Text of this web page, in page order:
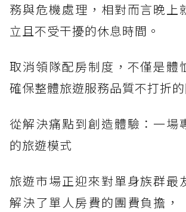
務與危機處理，相對而言晚上
立且不受干擾的休息時間。
取消領隊配房制度，不僅是體
確保整體旅遊服務品質不打折的
從解決痛點到創造體驗：一場
的旅遊模式
旅遊市場正迎來對單身族群最
解決了單人房費的團費負擔，